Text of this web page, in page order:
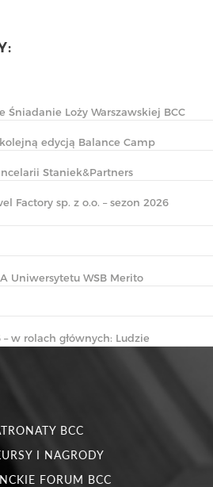
Śniadanie Loży Warszawskiej BCC
edycją Balance Camp
Staniek&Partners
Factory sp. z o.o. – sezon 2026
Uniwersytetu WSB Merito
w rolach głównych: Ludzie
BCC
I NAGRODY
FORUM BCC